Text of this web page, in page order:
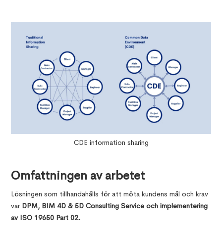
CDE information sharing
Omfattningen av arbetet
Lösningen som tillhandahålls för att möta kundens mål och krav
var DPM, BIM 4D & 5D Consulting Service och implementering
av ISO 19650 Part 02.